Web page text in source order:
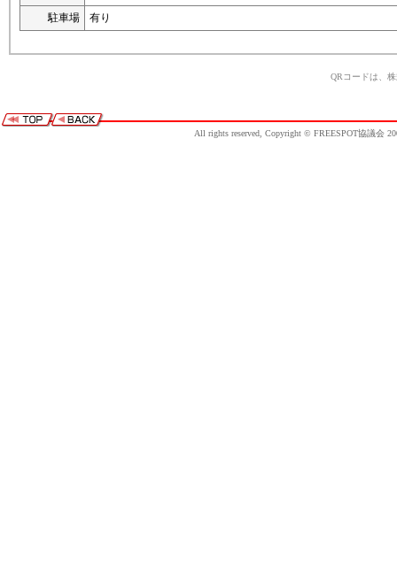
駐車場
有り
QRコードは、
All rights reserved, Copyright © FREESPOT協議会